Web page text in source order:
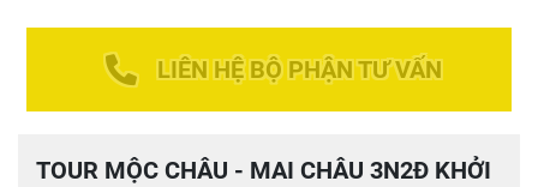
LIÊN HỆ BỘ PHẬN TƯ VẤN
TOUR MỘC CHÂU - MAI CHÂU 3N2Đ KHỞI